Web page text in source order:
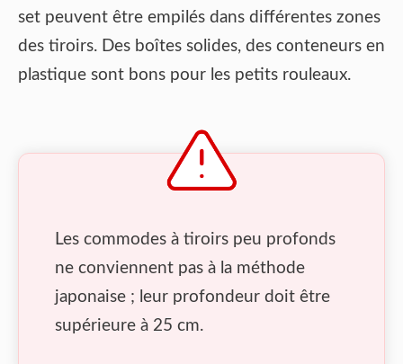
set peuvent être empilés dans différentes zones
des tiroirs. Des boîtes solides, des conteneurs en
plastique sont bons pour les petits rouleaux.
Les commodes à tiroirs peu profonds
ne conviennent pas à la méthode
japonaise ; leur profondeur doit être
supérieure à 25 cm.